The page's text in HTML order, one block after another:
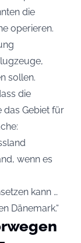
die
operieren.
sollen.
die
das Gebiet für
wenn es
kann …
Dänemark.“